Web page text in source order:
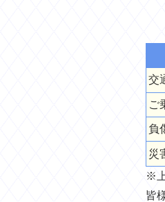
交
ご
負
災
※
皆